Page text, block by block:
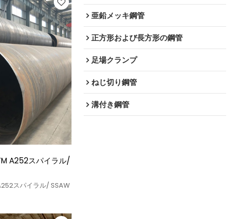
A252スパイラル/
スパイラル/ SSAW
亜鉛メッキ鋼管
正方形および長方形の鋼管
足場クランプ
ねじ切り鋼管
溝付き鋼管